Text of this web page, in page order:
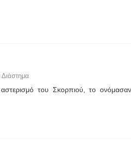
Διάστημα
του Σκορπιού, το ονόμασαν